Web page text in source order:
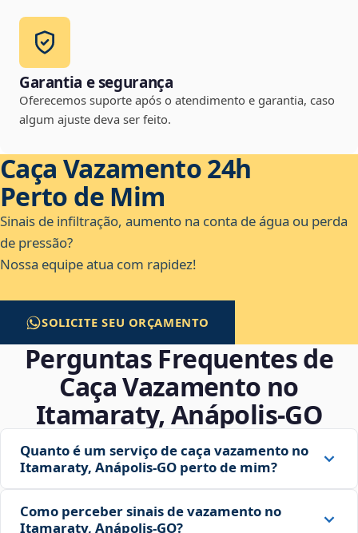
Garantia e segurança
Oferecemos suporte após o atendimento e garantia, caso
algum ajuste deva ser feito.
Caça Vazamento 24h
Perto de Mim
Sinais de infiltração, aumento na conta de água ou perda
de pressão?
Nossa equipe atua com rapidez!
SOLICITE SEU ORÇAMENTO
Perguntas Frequentes de
Caça Vazamento no
Itamaraty, Anápolis‑GO
Quanto é um serviço de caça vazamento no
Itamaraty, Anápolis‑GO perto de mim?
Como perceber sinais de vazamento no
Itamaraty, Anápolis‑GO?